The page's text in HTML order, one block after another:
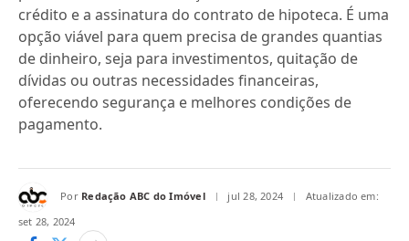
crédito e a assinatura do contrato de hipoteca. É uma
opção viável para quem precisa de grandes quantias
de dinheiro, seja para investimentos, quitação de
dívidas ou outras necessidades financeiras,
oferecendo segurança e melhores condições de
pagamento.
Por Redação ABC do Imóvel jul 28, 2024
Atualizado em:
set 28, 2024